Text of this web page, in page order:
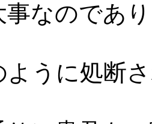
事なのであ
ように処断